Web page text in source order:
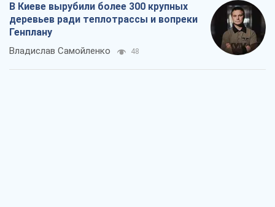
В Киеве вырубили более 300 крупных
деревьев ради теплотрассы и вопреки
Генплану
Владислав Самойленко 48